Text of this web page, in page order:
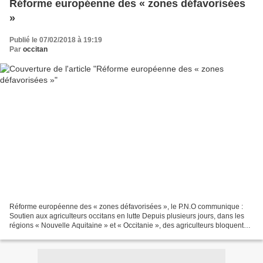
Réforme européenne des « zones défavorisées
»
Publié le 07/02/2018 à 19:19
Par occitan
Réforme européenne des « zones défavorisées », le P.N.O communique :
Soutien aux agriculteurs occitans en lutte Depuis plusieurs jours, dans les
régions « Nouvelle Aquitaine » et « Occitanie », des agriculteurs bloquent